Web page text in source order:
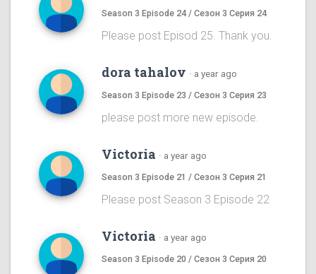
Season 3 Episode 24 / Сезон 3 Серия 24
Please post Episod 25. Thank you.
dora tahalov · a year ago
Season 3 Episode 23 / Сезон 3 Серия 23
please post more new episode.
Victoria · a year ago
Season 3 Episode 21 / Сезон 3 Серия 21
Please post Season 3 Episode 22
Victoria · a year ago
Season 3 Episode 20 / Сезон 3 Серия 20